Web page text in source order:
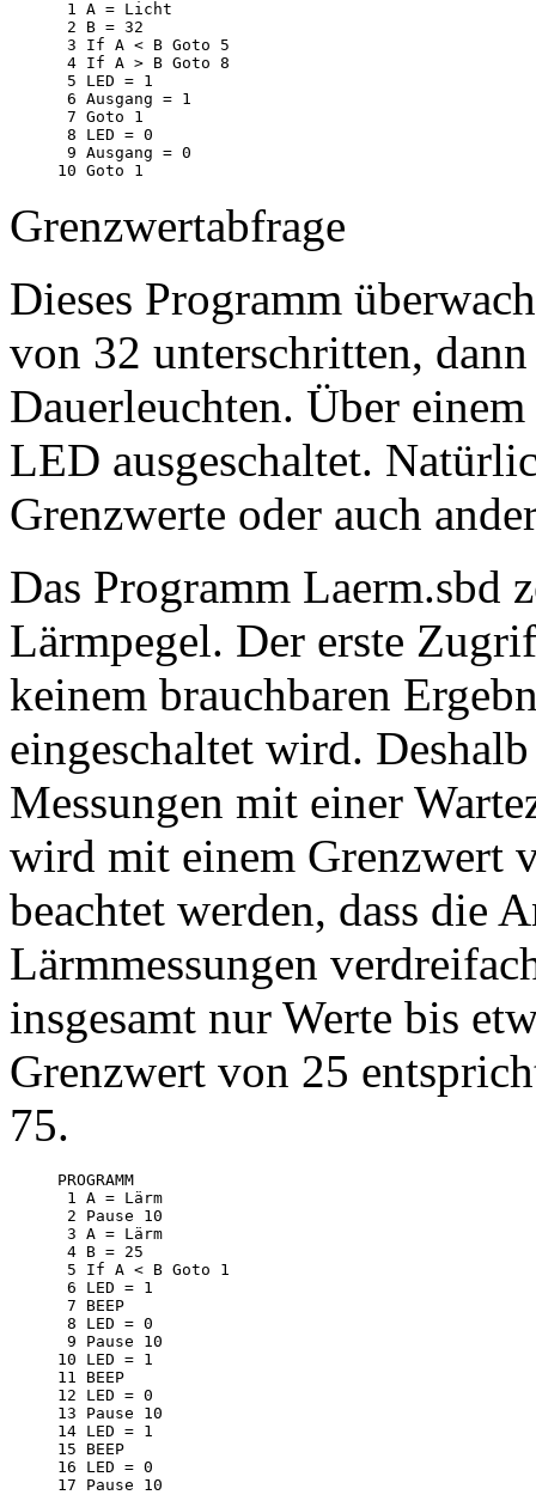
1 A = Licht
2 B = 32
3 If A < B Goto 5
4 If A > B Goto 8
5 LED = 1
6 Ausgang = 1
7 Goto 1
8 LED = 0
9 Ausgang = 0
Grenzwertabfrage
Dieses Programm
von 32 unterschritten,
Dauerleuchten. Über
LED ausgeschaltet.
Grenzwerte oder auch
Das Programm Laerm.sbd
Lärmpegel. Der erste
keinem brauchbaren
eingeschaltet wird.
Messungen mit einer
wird mit einem Grenzwert
beachtet werden, dass die
Lärmmessungen
insgesamt nur Werte bis
Grenzwert von 25
75.
PROGRAMM
1 A = Lärm
2 Pause 10
3 A = Lärm
4 B = 25
5 If A < B Goto 1
6 LED = 1
7 BEEP
8 LED = 0
9 Pause 10
10 LED = 1
11 BEEP
12 LED = 0
13 Pause 10
14 LED = 1
15 BEEP
16 LED = 0
17 Pause 10